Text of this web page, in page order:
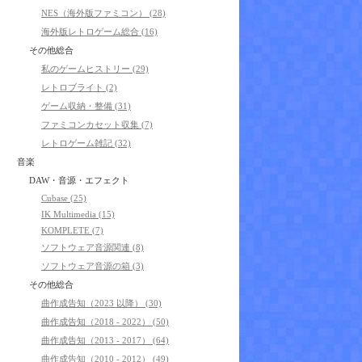
NES（海外版ファミコン） (28)
海外版レトロゲーム総合 (16)
その他総合
私のゲームヒストリー (29)
レトロブライト (2)
ゲーム収納・整備 (31)
ファミコンカセット収集 (7)
レトロゲーム雑記 (32)
音楽
DAW・音源・エフェクト
Cubase (25)
IK Multimedia (15)
KOMPLETE (7)
ソフトウェア音源関連 (8)
ソフトウェア音源の箱 (3)
その他総合
曲作成告知（2023 以降） (30)
曲作成告知（2018 - 2022） (50)
曲作成告知（2013 - 2017） (64)
曲作成告知（2010 - 2012） (49)